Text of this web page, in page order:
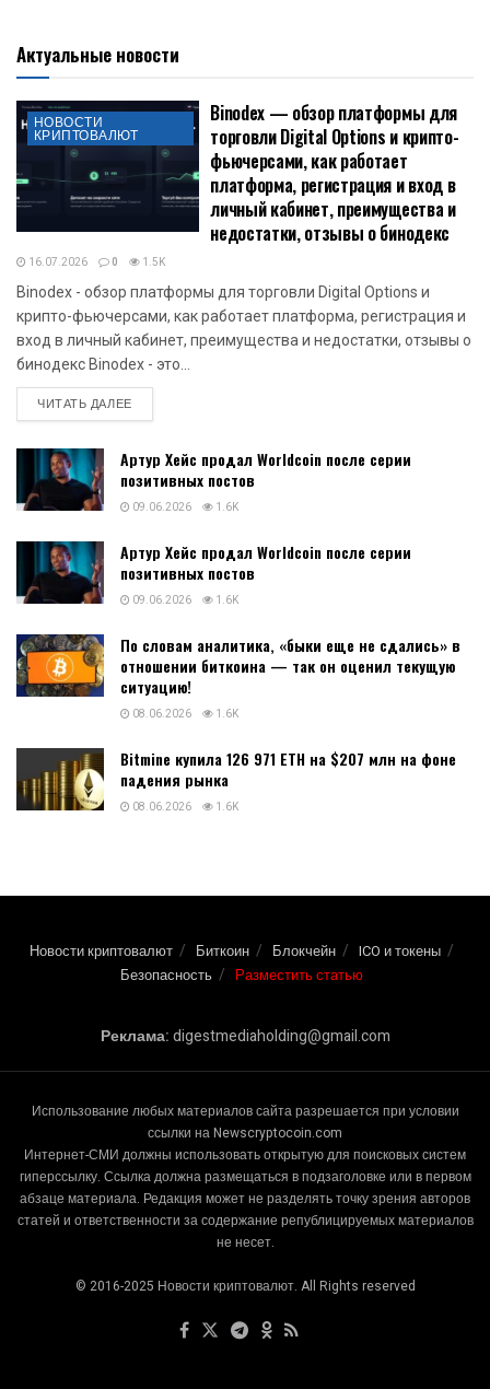
Актуальные новости
НОВОСТИ
КРИПТОВАЛЮТ
Binodex — обзор платформы для
торговли Digital Options и крипто-
фьючерсами, как работает
платформа, регистрация и вход в
личный кабинет, преимущества и
недостатки, отзывы о бинодекс
16.07.2026 0 1.5K
Binodex - обзор платформы для торговли Digital Options и
крипто-фьючерсами, как работает платформа, регистрация и
вход в личный кабинет, преимущества и недостатки, отзывы о
бинодекс Binodex - это...
ЧИТАТЬ ДАЛЕЕDETAILS
Артур Хейс продал Worldcoin после серии
позитивных постов
09.06.2026 1.6K
Артур Хейс продал Worldcoin после серии
позитивных постов
09.06.2026 1.6K
По словам аналитика, «быки еще не сдались» в
отношении биткоина — так он оценил текущую
ситуацию!
08.06.2026 1.6K
Bitmine купила 126 971 ETH на $207 млн на фоне
падения рынка
08.06.2026 1.6K
Новости криптовалют Биткоин Блокчейн
ICO и токены
Безопасность
Разместить статью
Реклама:digestmediaholding@gmail.com
Использование любых материалов сайта разрешается при условии
ссылки на Newscryptocoin.com
Интернет-СМИ должны использовать открытую для поисковых систем
гиперссылку. Ссылка должна размещаться в подзаголовке или в первом
абзаце материала. Редакция может не разделять точку зрения авторов
статей и ответственности за содержание републицируемых материалов
не несет.
© 2016-2025 Новости криптовалют. All Rights reserved